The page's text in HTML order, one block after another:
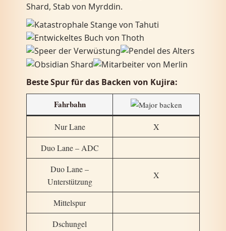
Shard, Stab von Myrddin.
Beste Spur für das Backen von Kujira:
Fahrbahn
Nur Lane
X
Duo Lane – ADC
Duo Lane –
Unterstützung
X
Mittelspur
Dschungel